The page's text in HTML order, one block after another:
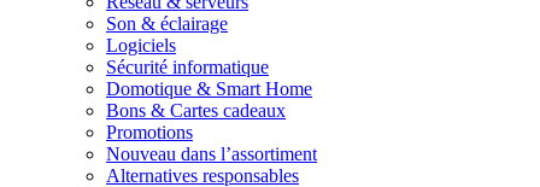
Son & éclairage
Logiciels
Sécurité informatique
Domotique & Smart Home
Bons & Cartes cadeaux
Promotions
Nouveau dans l’assortiment
Alternatives responsables